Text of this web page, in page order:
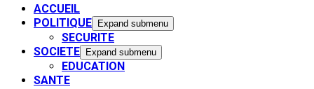
ACCUEIL
POLITIQUE
Expand submenu
SECURITE
SOCIETE
Expand submenu
EDUCATION
SANTE